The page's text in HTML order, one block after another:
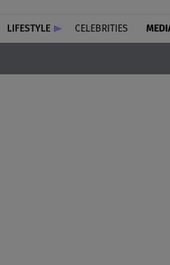
LIFESTYLE CELEBRITIES